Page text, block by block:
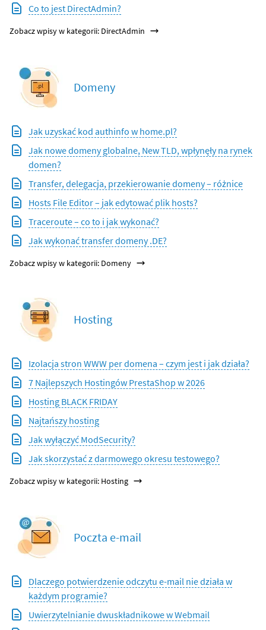
Co to jest DirectAdmin?
Zobacz wpisy w kategorii: DirectAdmin
Domeny
Jak uzyskać kod authinfo w home.pl?
Jak nowe domeny globalne, New TLD, wpłynęły na rynek
domen?
Transfer, delegacja, przekierowanie domeny – różnice
Hosts File Editor – jak edytować plik hosts?
Traceroute – co to i jak wykonać?
Jak wykonać transfer domeny .DE?
Zobacz wpisy w kategorii: Domeny
Hosting
Izolacja stron WWW per domena – czym jest i jak działa?
7 Najlepszych Hostingów PrestaShop w 2026
Hosting BLACK FRIDAY
Najtańszy hosting
Jak wyłączyć ModSecurity?
Jak skorzystać z darmowego okresu testowego?
Zobacz wpisy w kategorii: Hosting
Poczta e-mail
Dlaczego potwierdzenie odczytu e-mail nie działa w
każdym programie?
Uwierzytelnianie dwuskładnikowe w Webmail